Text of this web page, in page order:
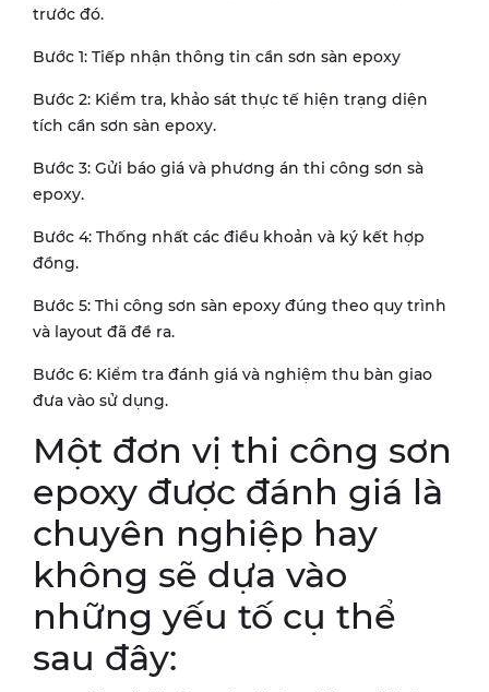
trước đó.
Bước 1: Tiếp nhận thông tin cần sơn sàn epoxy
Bước 2: Kiểm tra, khảo sát thực tế hiện trạng diện
tích cần sơn sàn epoxy.
Bước 3: Gửi báo giá và phương án thi công sơn sà
epoxy.
Bước 4: Thống nhất các điều khoản và ký kết hợp
đồng.
Bước 5: Thi công sơn sàn epoxy đúng theo quy trình
và layout đã đề ra.
Bước 6: Kiểm tra đánh giá và nghiệm thu bàn giao
đưa vào sử dụng.
Một đơn vị thi công sơn
epoxy được đánh giá là
chuyên nghiệp hay
không sẽ dựa vào
những yếu tố cụ thể
sau đây: